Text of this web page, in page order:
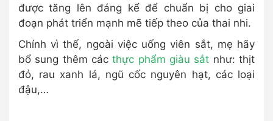
được tăng lên đáng kể để chuẩn bị cho giai
đoạn phát triển mạnh mẽ tiếp theo của thai nhi.
Chính vì thế, ngoài việc uống viên sắt, mẹ hãy
bổ sung thêm cácthực phẩm giàu sắt như: thịt
đỏ, rau xanh lá, ngũ cốc nguyên hạt, các loại
đậu,…